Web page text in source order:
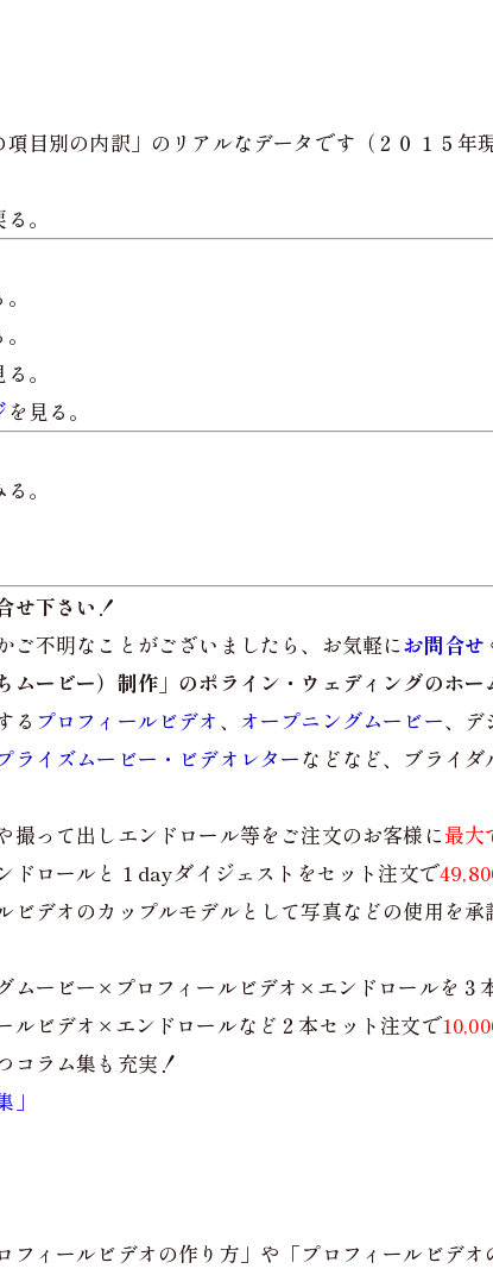
目別の内訳」のリアルなデータです（２０１５年
。
。
を見る。
。
せ下さい！
ご不明なことがございましたら、お気軽にお問合せ
ムービー）制作」のポライン・ウェディングのホ
る プロフィールビデオ 、 オープニングムービー、デ
ライズムービー・ビデオレターなどなど、ブライ
撮って出しエンドロール等をご注文のお客様に最大
ドロールと１dayダイジェストをセット注文で
ビデオのカップルモデルとして写真などの使用を
ムービー×プロフィールビデオ×エンドロールを３
ルビデオ×エンドロールなど２本セット注文で
コラム集も充実！
フィールビデオの作り方」や「プロフィールビデ